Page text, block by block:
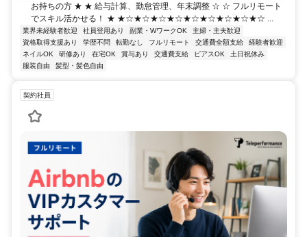
お持ちの方 ★ ★ 給与計算、勤怠管理、年末調整 ☆ ☆ フルリモート
でスキル活かせる！ ★ ★☆★☆★☆★☆★☆★☆★☆★☆★☆ ...
業界未経験者歓迎 社員登用あり 副業・WワークOK
主婦・主夫歓迎
資格取得支援あり
学歴不問 転勤なし フルリモート 交通費全額支給
経験者歓迎
ネイルOK
研修あり 在宅OK 賞与あり 交通費支給 ピアスOK
土日祝休み
服装自由
髪型・髪色自由
契約社員